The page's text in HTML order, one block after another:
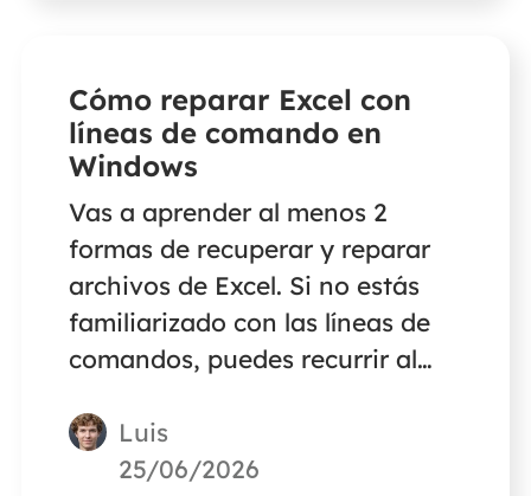
perdidos.
Cómo reparar Excel con
líneas de comando en
Windows
Vas a aprender al menos 2
formas de recuperar y reparar
archivos de Excel. Si no estás
familiarizado con las líneas de
comandos, puedes recurrir al
de EaseUS. Esta herramienta
puede recuperar y reparar
Luis
25/06/2026